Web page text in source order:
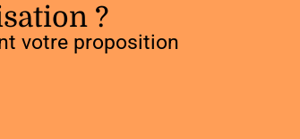
?
votre proposition